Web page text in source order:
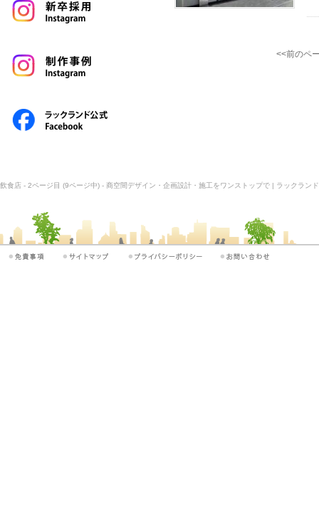
<<前のペ
飲食店 - 2ページ目 (9ページ中) - 商空間デザイン・企画設計・施工をワンストップで | ラックラン